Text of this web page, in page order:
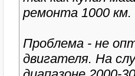
ремонта 1000 км.
Проблема - не
двигателя. На